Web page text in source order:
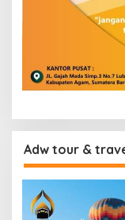
Adw tour &